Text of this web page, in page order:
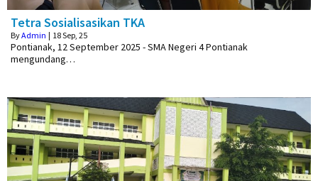
Tetra Sosialisasikan TKA
ByAdmin | 18Sep, 25
Pontianak, 12 September 2025 - SMA Negeri 4 Pontianak
mengundang…